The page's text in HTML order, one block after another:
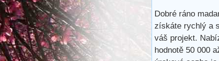
Dobré ráno
získáte rychlý a
váš projekt.
hodnotě 50 000